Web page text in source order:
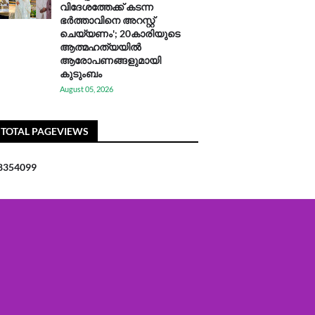
വിദേശത്തേക്ക് കടന്ന
ഭർത്താവിനെ അറസ്റ്റ്
ചെയ്യണം'; 20കാരിയുടെ
ആത്മഹത്യയിൽ
ആരോപണങ്ങളുമായി
കുടുംബം
August 05, 2026
TOTAL PAGEVIEWS
354099